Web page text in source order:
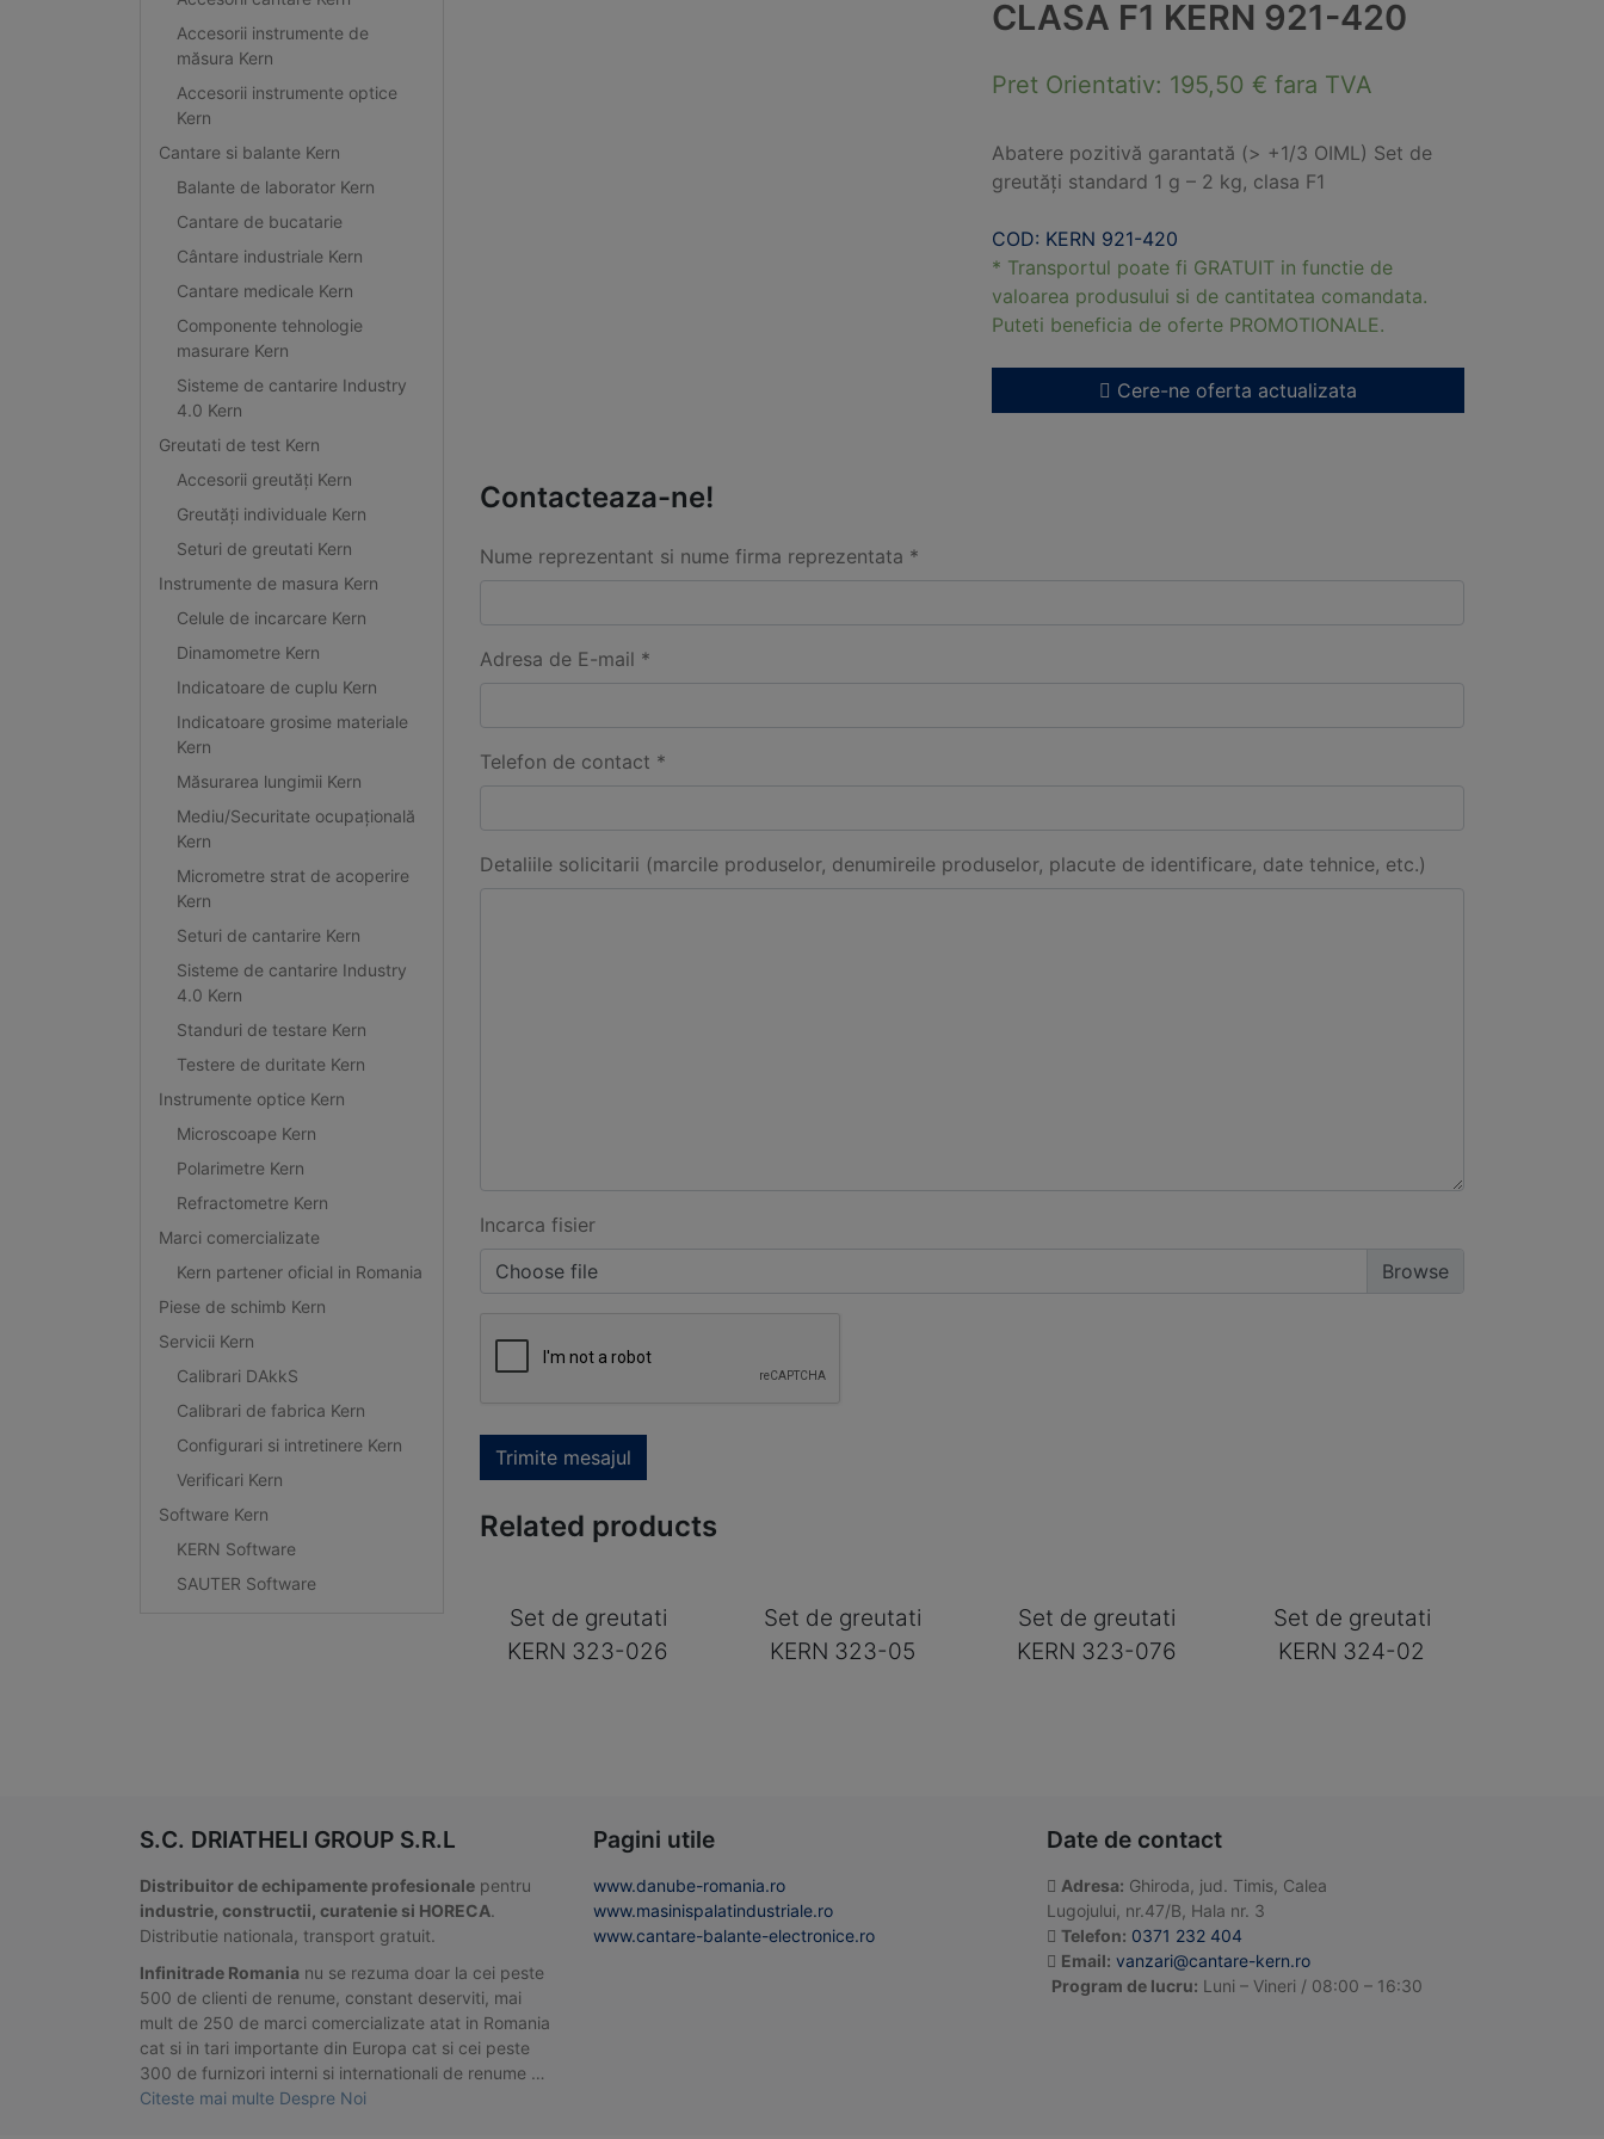
Accesorii instrumente de
măsura Kern
Accesorii instrumente optice
Kern
Cantare si balante Kern
Balante de laborator Kern
Cantare de bucatarie
Cântare industriale Kern
Cantare medicale Kern
Componente tehnologie
masurare Kern
Sisteme de cantarire Industry
4.0 Kern
Greutati de test Kern
Accesorii greutăți Kern
Greutăți individuale Kern
Seturi de greutati Kern
Instrumente de masura Kern
Celule de incarcare Kern
Dinamometre Kern
Indicatoare de cuplu Kern
Indicatoare grosime materiale
Kern
Măsurarea lungimii Kern
Mediu/Securitate ocupațională
Kern
Micrometre strat de acoperire
Kern
Seturi de cantarire Kern
Sisteme de cantarire Industry
4.0 Kern
Standuri de testare Kern
Testere de duritate Kern
Instrumente optice Kern
Microscoape Kern
Polarimetre Kern
Refractometre Kern
Marci comercializate
Kern partener oficial in Romania
Piese de schimb Kern
Servicii Kern
Calibrari DAkkS
Calibrari de fabrica Kern
Configurari si intretinere Kern
Verificari Kern
Software Kern
KERN Software
SAUTER Software
CLASA F1 KERN 921-420
Pret Orientativ: 195,50 € fara TVA
Abatere pozitivă garantată (> +1/3 OIML) Set de
greutăți standard 1 g – 2 kg, clasa F1
COD: KERN 921-420
* Transportul poate fi GRATUIT in functie de
valoarea produsului si de cantitatea comandata.
Puteti beneficia de oferte PROMOTIONALE.
Cere-ne oferta actualizata
Contacteaza-ne!
Nume reprezentant si nume firma reprezentata *
Adresa de E-mail *
Telefon de contact *
Detaliile solicitarii (marcile produselor, denumireile produselor, placute de identificare, date tehnice, etc.)
Incarca fisier
Choose file
Trimite mesajul
Related products
Set de greutati
KERN 323-026
Set de greutati
KERN 323-05
Set de greutati
KERN 323-076
Set de greutati
KERN 324-02
S.C. DRIATHELI GROUP S.R.L
Distribuitor de echipamente profesionale pentru
industrie, constructii, curatenie si HORECA.
Distributie nationala, transport gratuit.
Infinitrade Romania nu se rezuma doar la cei peste
500 de clienti de renume, constant deserviti, mai
mult de 250 de marci comercializate atat in Romania
cat si in tari importante din Europa cat si cei peste
300 de furnizori interni si internationali de renume …
Citeste mai multe Despre Noi
Pagini utile
www.danube-romania.ro
www.masinispalatindustriale.ro
www.cantare-balante-electronice.ro
Date de contact
Adresa: Ghiroda, jud. Timis, Calea
Lugojului, nr.47/B, Hala nr. 3
Telefon: 0371 232 404
Email: vanzari@cantare-kern.ro
Program de lucru: Luni – Vineri / 08:00 – 16:30